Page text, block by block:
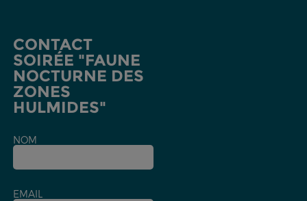
CONTACT
SOIRÉE "FAUNE
NOCTURNE DES
ZONES
HULMIDES"
NOM
EMAIL